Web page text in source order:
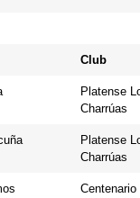
Club
Platense
Charrúas
Platense
Charrúas
Centenario